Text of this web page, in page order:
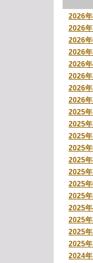
2026年
2026年
2026年
2026年
2026年
2026年
2026年
2026年
2025年
2025年
2025年
2025年
2025年
2025年
2025年
2025年
2025年
2025年
2025年
2025年
2024年